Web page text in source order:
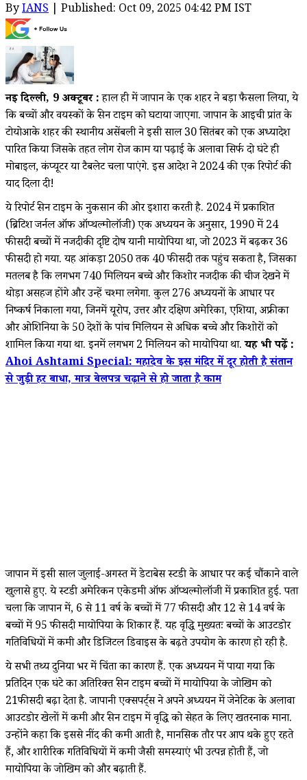
ByIANS | Published: Oct 09, 2025 04:42 PM IST
नई दिल्ली, 9 अक्टूबर :हाल ही में जापान के एक शहर ने बड़ा फैसला लिया, ये
कि बच्चों और वयस्कों के स्क्रीन टाइम को घटाया जाएगा. जापान के आइची प्रांत के
टोयोआके शहर की स्थानीय असेंबली ने इसी साल 30 सितंबर को एक अध्यादेश
पारित किया जिसके तहत लोग रोज काम या पढ़ाई के अलावा सिर्फ दो घंटे ही
मोबाइल, कंप्यूटर या टैबलेट चला पाएंगे. इस आदेश ने 2024 की एक रिपोर्ट की
याद दिला दी!
ये रिपोर्ट स्क्रीन टाइम के नुकसान की ओर इशारा करती है. 2024 में प्रकाशित
(ब्रिटिश जर्नल ऑफ ऑप्थल्मोलॉजी) एक अध्ययन के अनुसार, 1990 में 24
फीसदी बच्चों में नजदीकी दृष्टि दोष यानी मायोपिया था, जो 2023 में बढ़कर 36
फीसदी हो गया. यह आंकड़ा 2050 तक 40 फीसदी तक पहुंच सकता है, जिसका
मतलब है कि लगभग 740 मिलियन बच्चे और किशोर नजदीक की चीज देखने में
थोड़ा असहज होंगे और उन्हें चश्मा लगेगा. कुल 276 अध्ययनों के आधार पर
निष्कर्ष निकाला गया, जिनमें यूरोप, उत्तर और दक्षिण अमेरिका, एशिया, अफ्रीका
और ओशिनिया के 50 देशों के पांच मिलियन से अधिक बच्चे और किशोरों को
शामिल किया गया था. इनमें लगभग 2 मिलियन को मायोपिया था.यह भी पढ़ें :
Ahoi Ashtami Special: महादेव के इस मंदिर में दूर होती है संतान
से जुड़ी हर बाधा, मात्र बेलपत्र चढ़ाने से हो जाता है काम
जापान में इसी साल जुलाई-अगस्त में डेटाबेस स्टडी के आधार पर कई चौंकाने वाले
खुलासे हुए. ये स्टडी अमेरिकन एकेडमी ऑफ ऑप्थल्मोलॉजी में प्रकाशित हुई. पता
चला कि जापान में, 6 से 11 वर्ष के बच्चों में 77 फीसदी और 12 से 14 वर्ष के
बच्चों में 95 फीसदी मायोपिया के शिकार हैं. यह वृद्धि मुख्यतः बच्चों के आउटडोर
गतिविधियों में कमी और डिजिटल डिवाइस के बढ़ते उपयोग के कारण हो रही है.
ये सभी तथ्य दुनिया भर में चिंता का कारण हैं. एक अध्ययन में पाया गया कि
प्रतिदिन एक घंटे का अतिरिक्त स्क्रीन टाइम बच्चों में मायोपिया के जोखिम को
21फीसदी बढ़ा देता है. जापानी एक्सपर्ट्स ने अपने अध्ययन में जेनेटिक के अलावा
आउटडोर खेलों में कमी और स्क्रीन टाइम में वृद्धि को सेहत के लिए खतरनाक माना.
उन्होंने कहा कि इससे नींद की कमी आती है, मानसिक तौर पर आप थके हुए रहते
हैं, और शारीरिक गतिविधियों में कमी जैसी समस्याएं भी उत्पन्न होती हैं, जो
मायोपिया के जोखिम को और बढ़ाती हैं.